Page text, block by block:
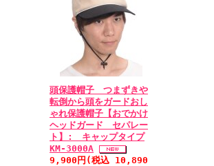
頭保護帽子 つまずきや
転倒から頭をガードおし
ゃれ保護帽子【おでかけ
ヘッドガード セパレー
ト】: キャップタイプ
KM-3000A
9,900円(税込 10,890